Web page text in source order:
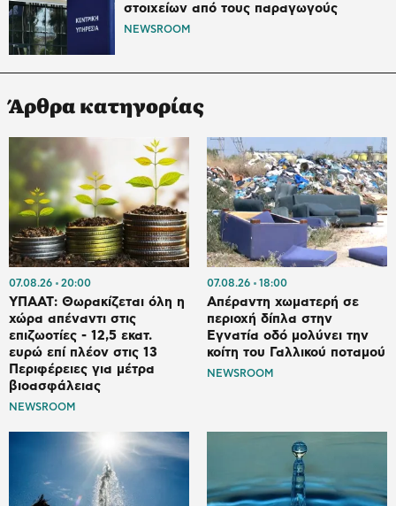
στοιχείων από τους παραγωγούς
NEWSROOM
Άρθρα κατηγορίας
07.08.26 20:00
ΥΠΑΑΤ: Θωρακίζεται όλη η
χώρα απέναντι στις
επιζωοτίες - 12,5 εκατ.
ευρώ επί πλέον στις 13
Περιφέρειες για μέτρα
βιοασφάλειας
NEWSROOM
07.08.26 18:00
Απέραντη χωματερή σε
περιοχή δίπλα στην
Εγνατία οδό μολύνει την
κοίτη του Γαλλικού ποταμού
NEWSROOM